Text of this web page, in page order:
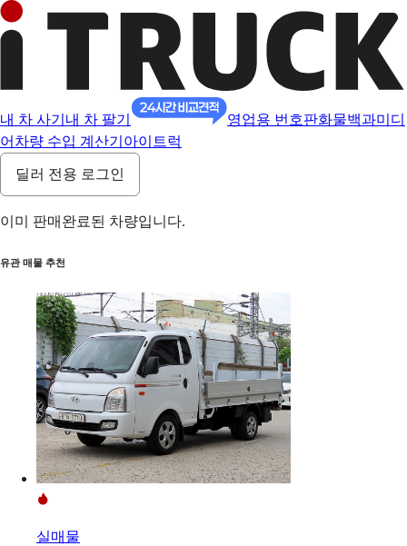
내 차 사기 내 차 팔기 영업용 번호판화물백과미디
어 차량 수입 계산기 아이트럭
딜러 전용 로그인
이미 판매완료된 차량입니다.
유관 매물 추천
실매물